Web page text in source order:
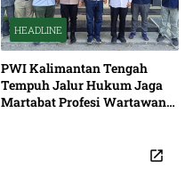
HEADLINE
PWI Kalimantan Tengah
Tempuh Jalur Hukum Jaga
Martabat Profesi Wartawan